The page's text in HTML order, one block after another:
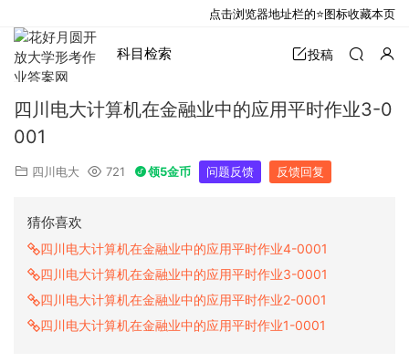
科目检索 投稿
四川电大计算机在金融业中的应用平时作业3-0
001
四川电大 721 领5金币 问题反馈 反馈回复
猜你喜欢
四川电大计算机在金融业中的应用平时作业4-0001
四川电大计算机在金融业中的应用平时作业3-0001
四川电大计算机在金融业中的应用平时作业2-0001
四川电大计算机在金融业中的应用平时作业1-0001
点击浏览器地址栏的⭐图标收藏本页